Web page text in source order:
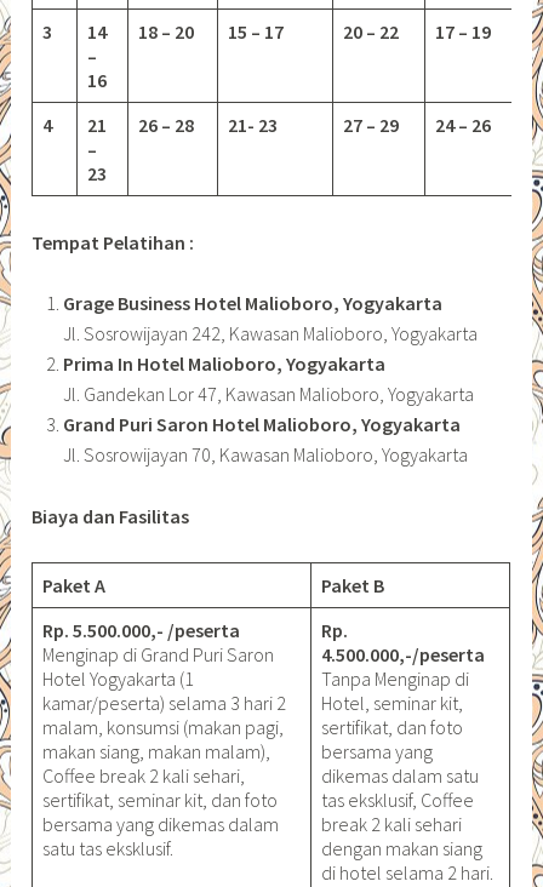
3
14
–
16
18 – 20 15 – 17 20 – 22 17 – 19
4
21
–
23
26 – 28 21- 23 27 – 29 24 – 26
Tempat Pelatihan :
Grage Business Hotel Malioboro, Yogyakarta
Jl. Sosrowijayan 242, Kawasan Malioboro, Yogyakarta
Prima In Hotel Malioboro, Yogyakarta
Jl. Gandekan Lor 47, Kawasan Malioboro, Yogyakarta
Grand Puri Saron Hotel Malioboro, Yogyakarta
Jl. Sosrowijayan 70, Kawasan Malioboro, Yogyakarta
Biaya dan Fasilitas
Paket A
Paket B
Rp. 5.500.000,- /peserta
Menginap di Grand Puri Saron
Hotel Yogyakarta (1
kamar/peserta) selama 3 hari 2
malam, konsumsi (makan pagi,
makan siang, makan malam),
Coffee break 2 kali sehari,
sertifikat, seminar kit, dan foto
bersama yang dikemas dalam
satu tas eksklusif.
Rp.
4.500.000,-/peserta
Tanpa Menginap di
Hotel, seminar kit,
sertifikat, dan foto
bersama yang
dikemas dalam satu
tas eksklusif, Coffee
break 2 kali sehari
dengan makan siang
di hotel selama 2 hari.